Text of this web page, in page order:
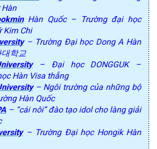
Hàn Quốc – Trường đại học
Kim Chi
– Trường Đại học Dong A Hàn
학교
– Đại học DONGGUK –
Hàn Visa thẳng
– Ngôi trường của những bộ
Hàn Quốc
– “cái nôi” đào tạo idol cho làng giải
– Trường Đại học Hongik Hàn